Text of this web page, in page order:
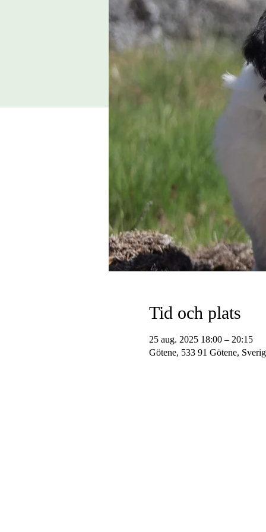
Tid och plats
25 aug. 2025 18:00 – 20:15
Götene, 533 91 Götene,